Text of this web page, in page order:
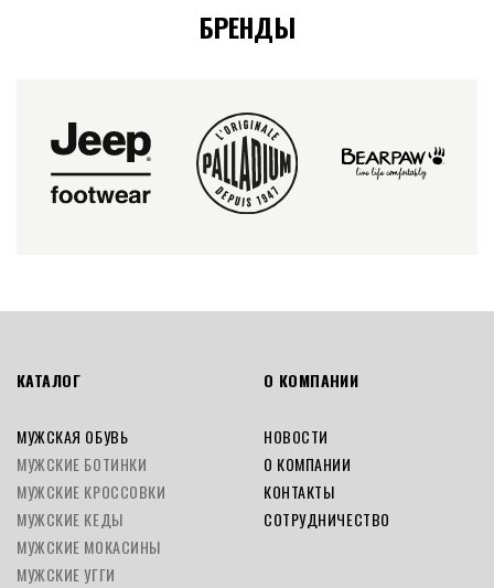
БРЕНДЫ
КАТАЛОГ
МУЖСКАЯ ОБУВЬ
МУЖСКИЕ БОТИНКИ
МУЖСКИЕ КРОССОВКИ
МУЖСКИЕ КЕДЫ
МУЖСКИЕ МОКАСИНЫ
МУЖСКИЕ УГГИ
О КОМПАНИИ
НОВОСТИ
О КОМПАНИИ
КОНТАКТЫ
СОТРУДНИЧЕСТВО